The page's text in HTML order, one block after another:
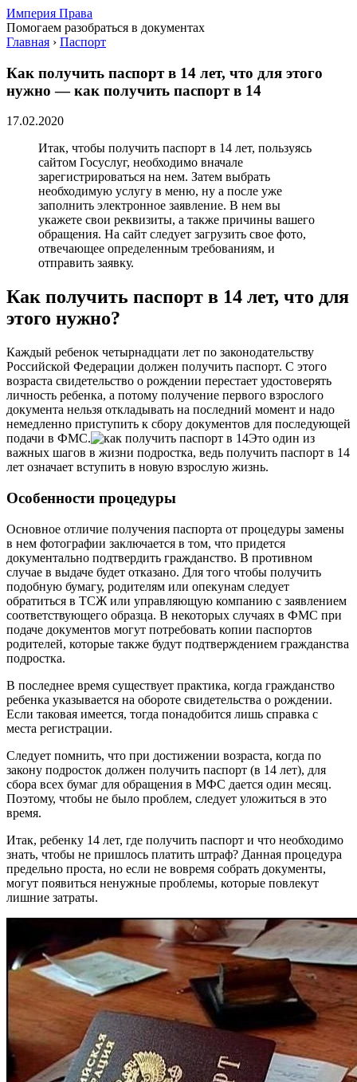
Империя Права
Помогаем разобраться в документах
Главная › Паспорт
Как получить паспорт в 14 лет, что для этого
нужно — как получить паспорт в 14
17.02.2020
Итак, чтобы получить паспорт в 14 лет, пользуясь
сайтом Госуслуг, необходимо вначале
зарегистрироваться на нем. Затем выбрать
необходимую услугу в меню, ну а после уже
заполнить электронное заявление. В нем вы
укажете свои реквизиты, а также причины вашего
обращения. На сайт следует загрузить свое фото,
отвечающее определенным требованиям, и
отправить заявку.
Как получить паспорт в 14 лет, что для
этого нужно?
Каждый ребенок четырнадцати лет по законодательству
Российской Федерации должен получить паспорт. С этого
возраста свидетельство о рождении перестает удостоверять
личность ребенка, а потому получение первого взрослого
документа нельзя откладывать на последний момент и надо
немедленно приступить к сбору документов для последующей
подачи в ФМС.
Это один из
важных шагов в жизни подростка, ведь получить паспорт в 14
лет означает вступить в новую взрослую жизнь.
Особенности процедуры
Основное отличие получения паспорта от процедуры замены
в нем фотографии заключается в том, что придется
документально подтвердить гражданство. В противном
случае в выдаче будет отказано. Для того чтобы получить
подобную бумагу, родителям или опекунам следует
обратиться в ТСЖ или управляющую компанию с заявлением
соответствующего образца. В некоторых случаях в ФМС при
подаче документов могут потребовать копии паспортов
родителей, которые также будут подтверждением гражданства
подростка.
В последнее время существует практика, когда гражданство
ребенка указывается на обороте свидетельства о рождении.
Если таковая имеется, тогда понадобится лишь справка с
места регистрации.
Следует помнить, что при достижении возраста, когда по
закону подросток должен получить паспорт (в 14 лет), для
сбора всех бумаг для обращения в МФС дается один месяц.
Поэтому, чтобы не было проблем, следует уложиться в это
время.
Итак, ребенку 14 лет, где получить паспорт и что необходимо
знать, чтобы не пришлось платить штраф? Данная процедура
предельно проста, но если не вовремя собрать документы,
могут появиться ненужные проблемы, которые повлекут
лишние затраты.